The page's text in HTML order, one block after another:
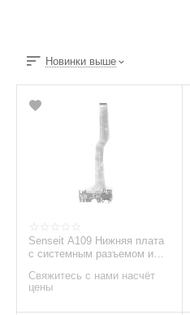
Новинки выше
Senseit A109 Нижняя плата
с системным разъемом и
(org.)
Свяжитесь с нами насчёт
цены